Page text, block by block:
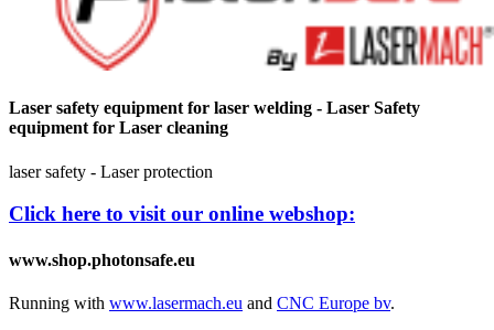
Laser safety equipment for laser welding - Laser Safety
equipment for Laser cleaning
laser safety - Laser protection
Click here to visit our online webshop:
www.shop.photonsafe.eu
Running with www.lasermach.eu and CNC Europe bv.